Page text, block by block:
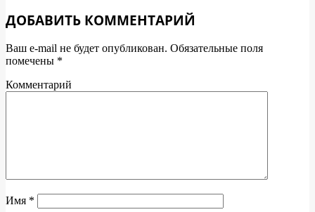
ДОБАВИТЬ КОММЕНТАРИЙ
Ваш e-mail не будет опубликован. Обязательные поля
помечены *
Комментарий
Имя *